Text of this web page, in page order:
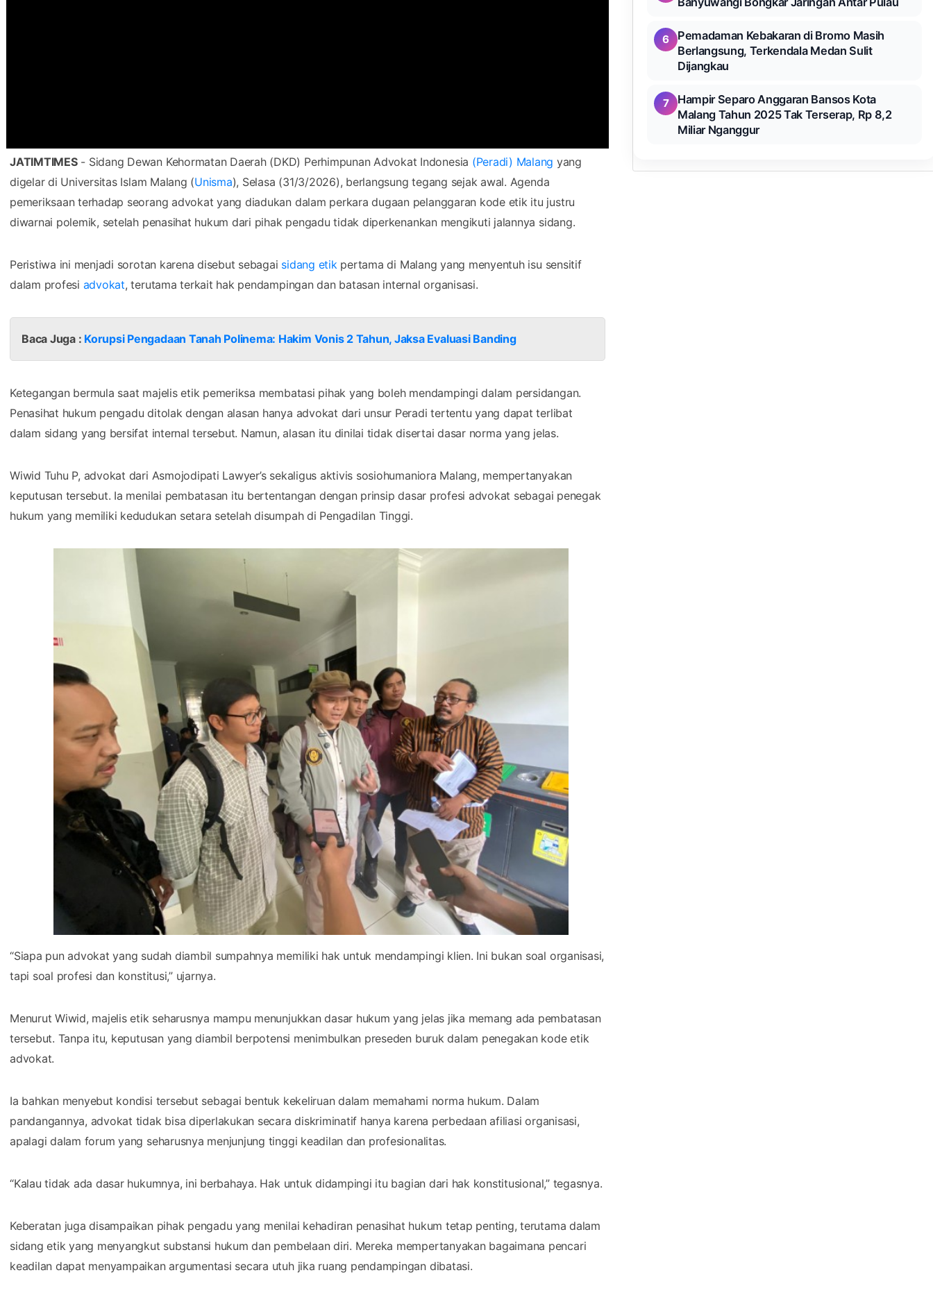
JATIMTIMES- Sidang Dewan Kehormatan Daerah (DKD) Perhimpunan Advokat Indonesia (Peradi) Malang yang
digelar di Universitas Islam Malang (Unisma), Selasa (31/3/2026), berlangsung tegang sejak awal. Agenda
pemeriksaan terhadap seorang advokat yang diadukan dalam perkara dugaan pelanggaran kode etik itu justru
diwarnai polemik, setelah penasihat hukum dari pihak pengadu tidak diperkenankan mengikuti jalannya sidang.
Peristiwa ini menjadi sorotan karena disebut sebagai sidang etik pertama di Malang yang menyentuh isu sensitif
dalam profesi advokat, terutama terkait hak pendampingan dan batasan internal organisasi.
Baca Juga : Korupsi Pengadaan Tanah Polinema: Hakim Vonis 2 Tahun, Jaksa Evaluasi Banding
Ketegangan bermula saat majelis etik pemeriksa membatasi pihak yang boleh mendampingi dalam persidangan.
Penasihat hukum pengadu ditolak dengan alasan hanya advokat dari unsur Peradi tertentu yang dapat terlibat
dalam sidang yang bersifat internal tersebut. Namun, alasan itu dinilai tidak disertai dasar norma yang jelas.
Wiwid Tuhu P, advokat dari Asmojodipati Lawyer’s sekaligus aktivis sosiohumaniora Malang, mempertanyakan
keputusan tersebut. Ia menilai pembatasan itu bertentangan dengan prinsip dasar profesi advokat sebagai penegak
hukum yang memiliki kedudukan setara setelah disumpah di Pengadilan Tinggi.
“Siapa pun advokat yang sudah diambil sumpahnya memiliki hak untuk mendampingi klien. Ini bukan soal organisasi,
tapi soal profesi dan konstitusi,” ujarnya.
Menurut Wiwid, majelis etik seharusnya mampu menunjukkan dasar hukum yang jelas jika memang ada pembatasan
tersebut. Tanpa itu, keputusan yang diambil berpotensi menimbulkan preseden buruk dalam penegakan kode etik
advokat.
Ia bahkan menyebut kondisi tersebut sebagai bentuk kekeliruan dalam memahami norma hukum. Dalam
pandangannya, advokat tidak bisa diperlakukan secara diskriminatif hanya karena perbedaan afiliasi organisasi,
apalagi dalam forum yang seharusnya menjunjung tinggi keadilan dan profesionalitas.
“Kalau tidak ada dasar hukumnya, ini berbahaya. Hak untuk didampingi itu bagian dari hak konstitusional,” tegasnya.
Keberatan juga disampaikan pihak pengadu yang menilai kehadiran penasihat hukum tetap penting, terutama dalam
sidang etik yang menyangkut substansi hukum dan pembelaan diri. Mereka mempertanyakan bagaimana pencari
keadilan dapat menyampaikan argumentasi secara utuh jika ruang pendampingan dibatasi.
6
Pemadaman Kebakaran di Bromo Masih
Berlangsung, Terkendala Medan Sulit
Dijangkau
7
Hampir Separo Anggaran Bansos Kota
Malang Tahun 2025 Tak Terserap, Rp 8,2
Miliar Nganggur